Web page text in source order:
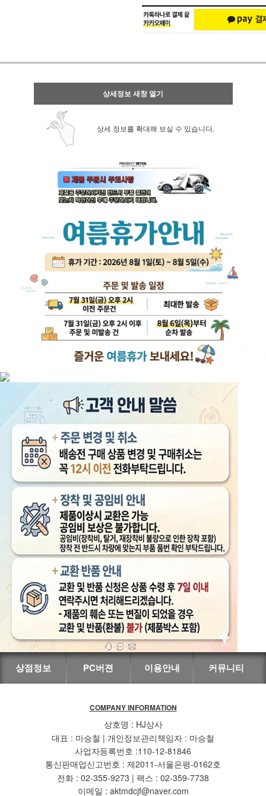
상세정보 새창 열기
상세 정보를 확대해 보실 수 있습니다.
상점정보 PC버젼 이용안내 커뮤니티
COMPANY INFORMATION
상호명 : HJ상사
대표 : 마승철 | 개인정보관리책임자 : 마승철
사업자등록번호 :110-12-81846
통신판매업신고번호 : 제2011-서울은평-0162호
전화 : 02-355-9273 | 팩스 : 02-359-7738
이메일 : aktmdcjf@naver.com